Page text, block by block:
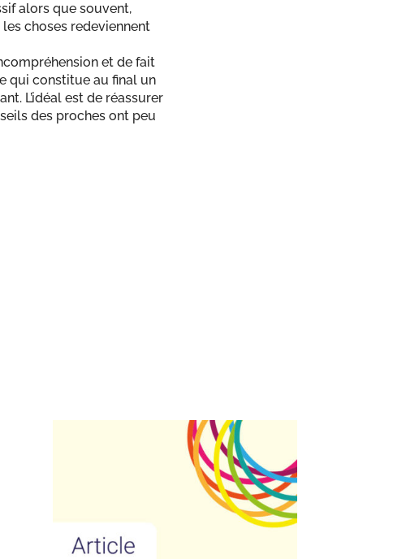
alors que souvent,
choses redeviennent
et de fait
qui constitue au final un
L’idéal est de réassurer
des proches ont peu